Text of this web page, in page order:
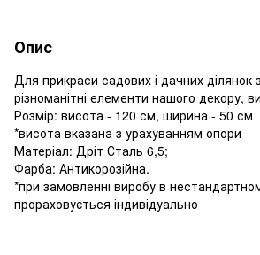
Опис
Для прикраси садових і дачних ділянок
різноманітні елементи нашого декору,
Розмір: висота - 120 см, ширина - 50 см
*висота вказана з урахуванням опори
Матеріал: Дріт Сталь 6,5;
Фарба: Антикорозійна.
*при замовленні виробу в
прораховується індивідуально